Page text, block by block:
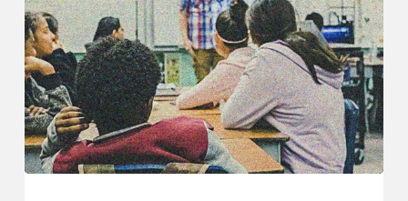
des
changements
apportés
à
la
politique
713